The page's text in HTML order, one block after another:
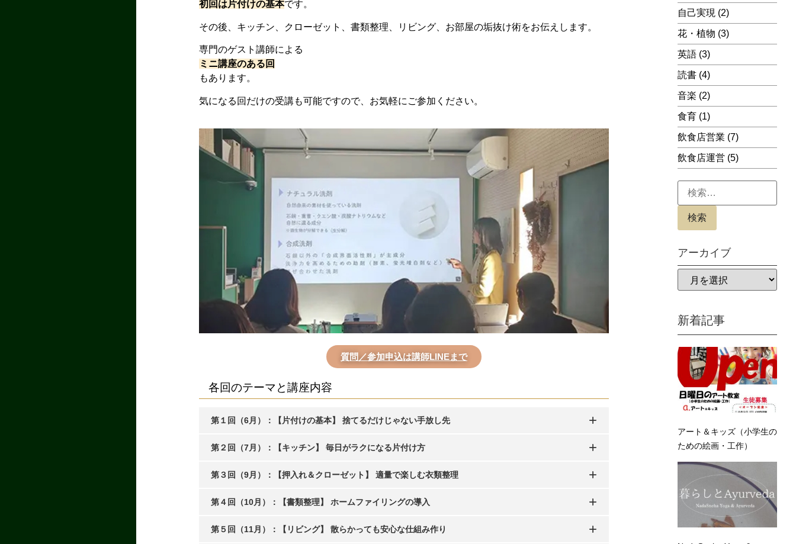
初回は片付けの基本です。
その後、キッチン、クローゼット、書類整理、リビング、お部屋の垢抜け術をお伝えします。
専門のゲスト講師による
ミニ講座のある回
もあります。
気になる回だけの受講も可能ですので、お気軽にご参加ください。
質問／参加申込は講師LINEまで
各回のテーマと講座内容
第１回（6月）：【片付けの基本】 捨てるだけじゃない手放し先
第２回（7月）：【キッチン】 毎日がラクになる片付け方
第３回（9月）：【押入れ＆クローゼット】 適量で楽しむ衣類整理
第４回（10月）：【書類整理】 ホームファイリングの導入
第５回（11月）：【リビング】 散らかっても安心な仕組み作り
自己実現 (2)
花・植物 (3)
英語(3)
読書(4)
音楽 (2)
食育(1)
飲食店営業 (7)
飲食店運営 (5)
アーカイブ
新着記事
アート＆キッズ（小学生の
ための絵画・工作）